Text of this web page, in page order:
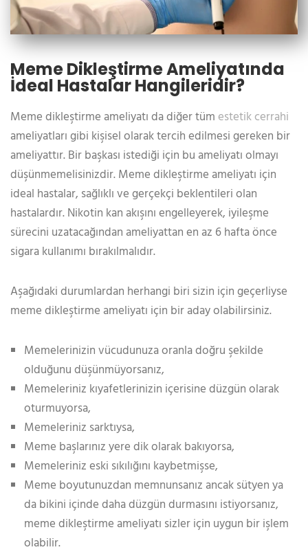
Meme Dikleştirme Ameliyatında
İdeal Hastalar Hangileridir?
Meme dikleştirme ameliyatı da diğer tüm estetik cerrahi
ameliyatları gibi kişisel olarak tercih edilmesi gereken bir
ameliyattır. Bir başkası istediği için bu ameliyatı olmayı
düşünmemelisinizdir. Meme dikleştirme ameliyatı için
ideal hastalar, sağlıklı ve gerçekçi beklentileri olan
hastalardır. Nikotin kan akışını engelleyerek, iyileşme
sürecini uzatacağından ameliyattan en az 6 hafta önce
sigara kullanımı bırakılmalıdır.
Aşağıdaki durumlardan herhangi biri sizin için geçerliyse
meme dikleştirme ameliyatı için bir aday olabilirsiniz.
Memelerinizin vücudunuza oranla doğru şekilde
olduğunu düşünmüyorsanız,
Memeleriniz kıyafetlerinizin içerisine düzgün olarak
oturmuyorsa,
Memeleriniz sarktıysa,
Meme başlarınız yere dik olarak bakıyorsa,
Memeleriniz eski sıkılığını kaybetmişse,
Meme boyutunuzdan memnunsanız ancak sütyen ya
da bikini içinde daha düzgün durmasını istiyorsanız,
meme dikleştirme ameliyatı sizler için uygun bir işlem
olabilir.